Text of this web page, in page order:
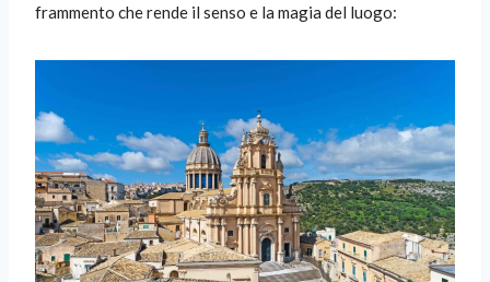
frammento che rende il senso e la magia del luogo: